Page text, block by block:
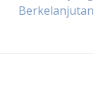
Berkelanjutan